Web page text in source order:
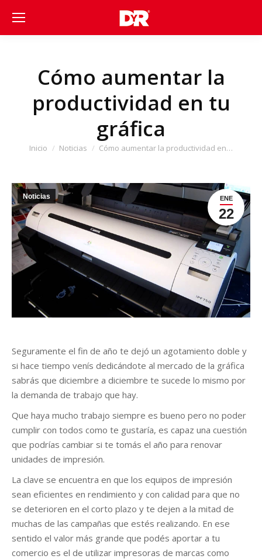
Cómo aumentar la
productividad en tu
gráfica
Estás aquí:
Inicio Noticias Cómo aumentar la productividad en…
ENE
22
Noticias
Seguramente el fin de año te dejó un agotamiento doble y
si hace tiempo venís dedicándote al mercado de la gráfica
sabrás que diciembre a diciembre te sucede lo mismo por
la demanda de trabajo que hay.
Que haya mucho trabajo siempre es bueno pero no poder
cumplir con todos como te gustaría, es capaz una cuestión
que podrías cambiar si te tomás el año para renovar
unidades de impresión.
La clave se encuentra en que los equipos de impresión
sean eficientes en rendimiento y con calidad para que no
se deterioren en el corto plazo y te dejen a la mitad de
muchas de las campañas que estés realizando. En ese
sentido el valor más grande que podés aportar a tu
comercio es el de utilizar impresoras de marcas como